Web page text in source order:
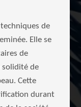
de
Elle se
de
solidité de
Cette
durant